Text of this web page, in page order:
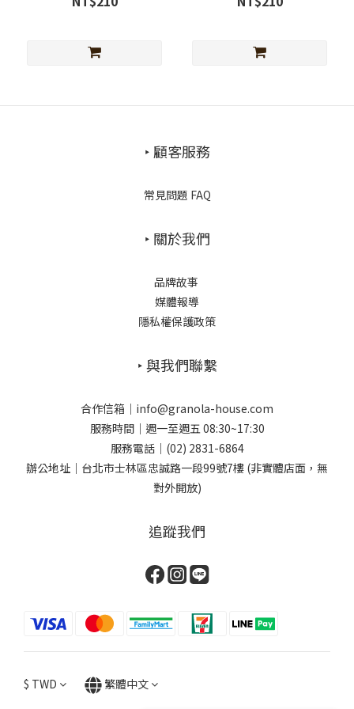
‣ 顧客服務
常見問題 FAQ
‣ 關於我們
品牌故事
媒體報導
隱私權保護政策
‣ 與我們聯繫
合作信箱｜info@granola-house.com
服務時間｜週一至週五 08:30~17:30
服務電話｜(02) 2831-6864
辦公地址｜台北市士林區忠誠路一段99號7樓 (非實體店面，無
對外開放)
追蹤我們
$ TWD 繁體中文